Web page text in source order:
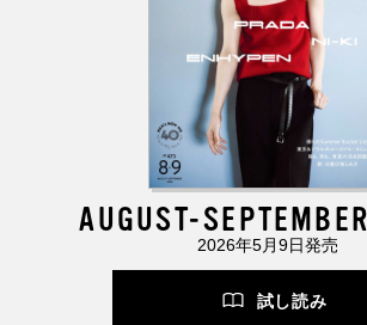
AUGUST-
2026年5月9日発売
試し読み